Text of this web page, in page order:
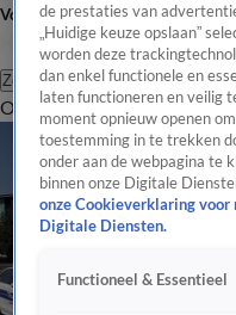
Volg Hart van Nederland
Zoeken
OverzichtRegio
de prestaties van
„Huidige keuze opslaan”
worden deze
dan enkel functionele en
laten functioneren en veilig
moment opnieuw openen
toestemming in te trekken
onder aan de webpagina te
binnen onze Digitale
onze Cookieverklaring
Digitale Diensten.
Functioneel & Essentieel